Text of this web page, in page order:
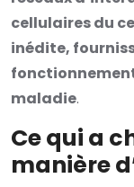
cellulaires du
inédite,
maladie.
Ce qui a
manière